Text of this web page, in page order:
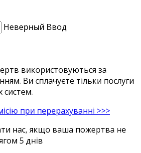
Неверный Ввод
використовуються за
Ви сплачуєте тільки послуги
систем.
при перерахуванні >>>
нас, якщо ваша пожертва не
5 днів